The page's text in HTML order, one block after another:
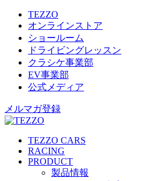
TEZZO
オンラインストア
ショールーム
ドライビングレッスン
クラシケ事業部
EV事業部
公式メディア
メルマガ登録
TEZZO CARS
RACING
PRODUCT
製品情報